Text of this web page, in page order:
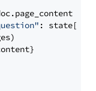
: state[